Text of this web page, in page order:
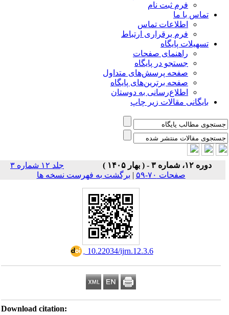
فرم ثبت نام
تماس با ما
اطلاعات تماس
فرم برقراری ارتباط
تسهیلات پایگاه
راهنمای صفحات
جستجو در پایگاه
صفحه پرسش‌های متداول
صفحه برترین‌های پایگاه
اطلاع‌رسانی به دوستان
بایگانی مقالات زیر چاپ
دوره ۱۲، شماره ۳ - ( بهار ۱۴۰۵ )
جلد ۱۲ شماره ۳
صفحات ۷۰-۵۹
|برگشت به فهرست نسخه ها
‎ 10.22034/ijrn.12.3.6
Download citation: